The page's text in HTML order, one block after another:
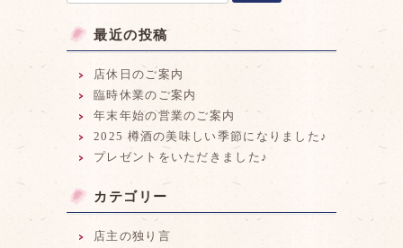
最近の投稿
店休日のご案内
臨時休業のご案内
年末年始の営業のご案内
2025 樽酒の美味しい季節になりました♪
プレゼントをいただきました♪
カテゴリー
店主の独り言